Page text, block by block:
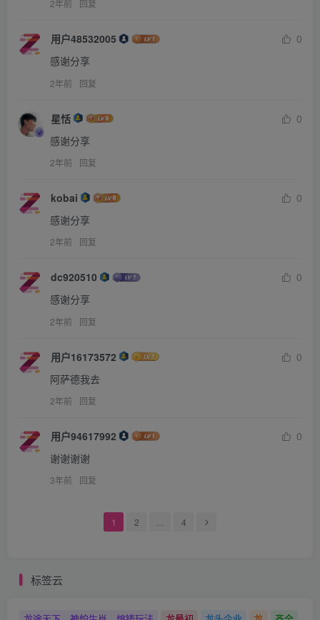
2年前 回复
用户48532005
0
感谢分享
2年前 回复
星恬
0
感谢分享
2年前 回复
kobai
0
感谢分享
2年前 回复
dc920510
0
感谢分享
2年前 回复
用户16173572
0
阿萨德我去
2年前 回复
用户94617992
0
谢谢谢谢
3年前 回复
1 2 4
标签云